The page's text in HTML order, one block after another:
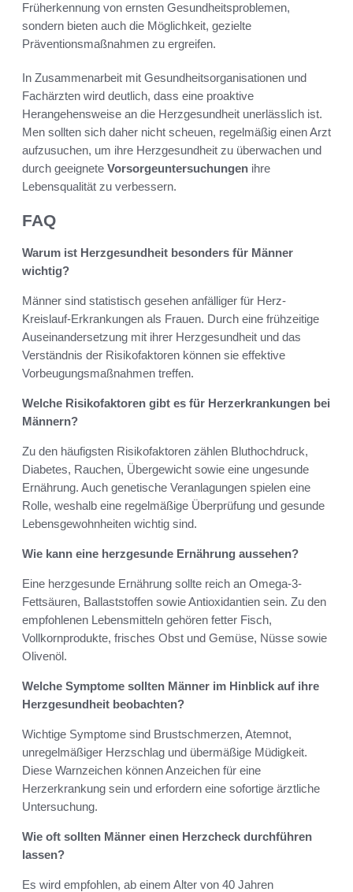
Früherkennung von ernsten Gesundheitsproblemen,
sondern bieten auch die Möglichkeit, gezielte
Präventionsmaßnahmen zu ergreifen.
In Zusammenarbeit mit Gesundheitsorganisationen und
Fachärzten wird deutlich, dass eine proaktive
Herangehensweise an die Herzgesundheit unerlässlich ist.
Men sollten sich daher nicht scheuen, regelmäßig einen Arzt
aufzusuchen, um ihre Herzgesundheit zu überwachen und
durch geeignete Vorsorgeuntersuchungen ihre
Lebensqualität zu verbessern.
FAQ
Warum ist Herzgesundheit besonders für Männer
wichtig?
Männer sind statistisch gesehen anfälliger für Herz-
Kreislauf-Erkrankungen als Frauen. Durch eine frühzeitige
Auseinandersetzung mit ihrer Herzgesundheit und das
Verständnis der Risikofaktoren können sie effektive
Vorbeugungsmaßnahmen treffen.
Welche Risikofaktoren gibt es für Herzerkrankungen bei
Männern?
Zu den häufigsten Risikofaktoren zählen Bluthochdruck,
Diabetes, Rauchen, Übergewicht sowie eine ungesunde
Ernährung. Auch genetische Veranlagungen spielen eine
Rolle, weshalb eine regelmäßige Überprüfung und gesunde
Lebensgewohnheiten wichtig sind.
Wie kann eine herzgesunde Ernährung aussehen?
Eine herzgesunde Ernährung sollte reich an Omega-3-
Fettsäuren, Ballaststoffen sowie Antioxidantien sein. Zu den
empfohlenen Lebensmitteln gehören fetter Fisch,
Vollkornprodukte, frisches Obst und Gemüse, Nüsse sowie
Olivenöl.
Welche Symptome sollten Männer im Hinblick auf ihre
Herzgesundheit beobachten?
Wichtige Symptome sind Brustschmerzen, Atemnot,
unregelmäßiger Herzschlag und übermäßige Müdigkeit.
Diese Warnzeichen können Anzeichen für eine
Herzerkrankung sein und erfordern eine sofortige ärztliche
Untersuchung.
Wie oft sollten Männer einen Herzcheck durchführen
lassen?
Es wird empfohlen, ab einem Alter von 40 Jahren